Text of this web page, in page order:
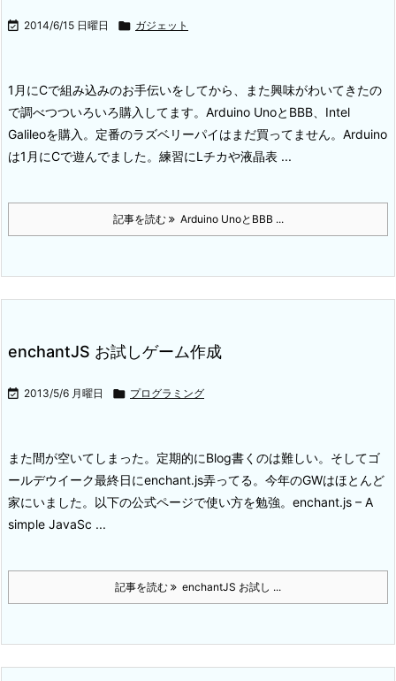
 2014/6/15 日曜日  ガジェット
1月にCで組み込みのお手伝いをしてから、また興味がわいてきたの
で調べつついろいろ購入してます。 Arduino UnoとBBB、Intel
Galileoを購入。 定番のラズベリーパイはまだ買ってません。 Arduino
は1月にCで遊んでました。練習にLチカや液晶表 ...
記事を読む Arduino UnoとBBB ...
enchantJS お試しゲーム作成
 2013/5/6 月曜日  プログラミング
また間が空いてしまった。定期的にBlog書くのは難しい。 そしてゴ
ールデウイーク最終日にenchant.js弄ってる。 今年のGWはほとんど
家にいました。 以下の公式ページで使い方を勉強。 enchant.js – A
simple JavaSc ...
記事を読む enchantJS お試し ...